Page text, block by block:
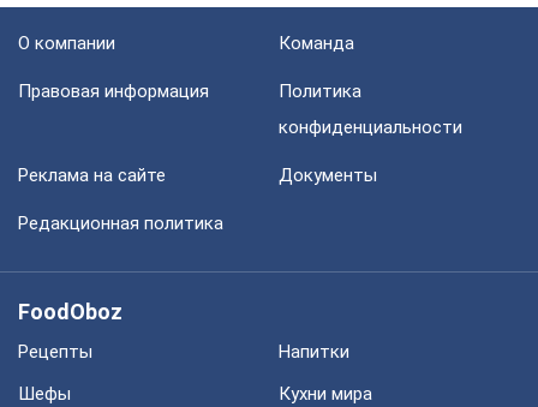
О компании Команда
Правовая информация
Политика
конфиденциальности
Реклама на сайте Документы
Редакционная политика
FoodOboz
Рецепты
Напитки
Шефы
Кухни мира